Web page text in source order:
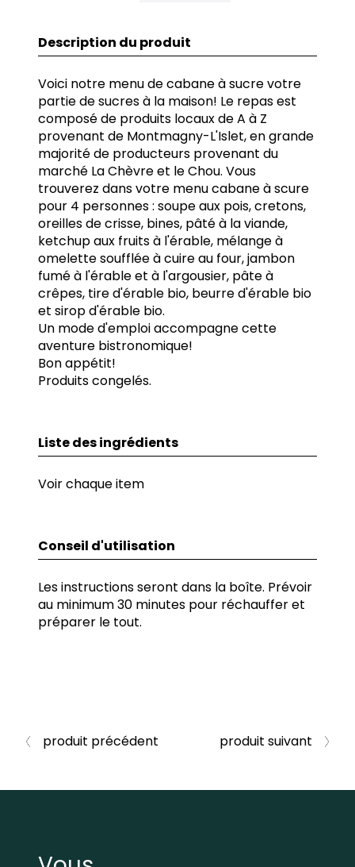
Description du produit
Voici notre menu de cabane à sucre votre
partie de sucres à la maison! Le repas est
composé de produits locaux de A à Z
provenant de Montmagny-L'Islet, en grande
majorité de producteurs provenant du
marché La Chèvre et le Chou. Vous
trouverez dans votre menu cabane à scure
pour 4 personnes : soupe aux pois, cretons,
oreilles de crisse, bines, pâté à la viande,
ketchup aux fruits à l'érable, mélange à
omelette soufflée à cuire au four, jambon
fumé à l'érable et à l'argousier, pâte à
crêpes, tire d'érable bio, beurre d'érable bio
et sirop d'érable bio.
Un mode d'emploi accompagne cette
aventure bistronomique!
Bon appétit!
Produits congelés.
Liste des ingrédients
Voir chaque item
Conseil d'utilisation
Les instructions seront dans la boîte. Prévoir
au minimum 30 minutes pour réchauffer et
préparer le tout.
produit précédent produit suivant